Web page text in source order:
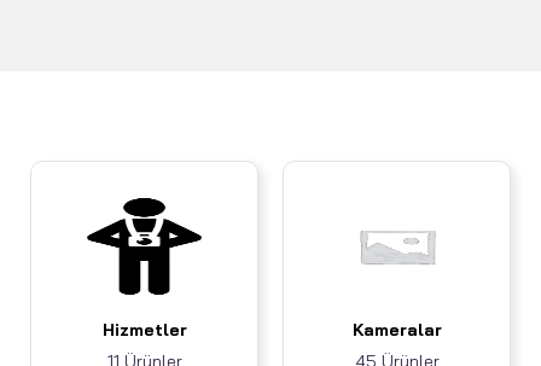
Hizmetler
11 Ürünler
Kameralar
45 Ürünler